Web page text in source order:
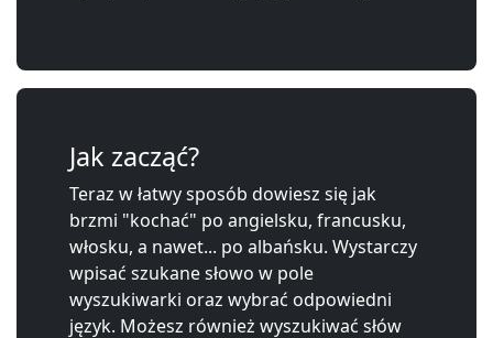
Jak zacząć?
Teraz w łatwy sposób dowiesz się jak
brzmi "kochać" po angielsku, francusku,
włosku, a nawet... po albańsku. Wystarczy
wpisać szukane słowo w pole
wyszukiwarki oraz wybrać odpowiedni
język. Możesz również wyszukiwać słów